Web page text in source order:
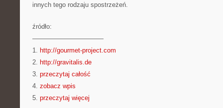
innych tego rodzaju spostrzeżeń.
źródło:
———————————
1. http://gourmet-project.com
2. http://gravitalis.de
3. przeczytaj całość
4. zobacz wpis
5. przeczytaj więcej